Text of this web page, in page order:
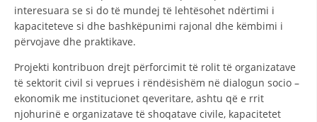
interesuara se si do të mundej të lehtësohet ndërtimi i
kapaciteteve si dhe bashkëpunimi rajonal dhe këmbimi i
përvojave dhe praktikave.
Projekti kontribuon drejt përforcimit të rolit të organizatave
të sektorit civil si veprues i rëndësishëm në dialogun socio –
ekonomik me institucionet qeveritare, ashtu që e rrit
njohurinë e organizatave të shoqatave civile, kapacitetet